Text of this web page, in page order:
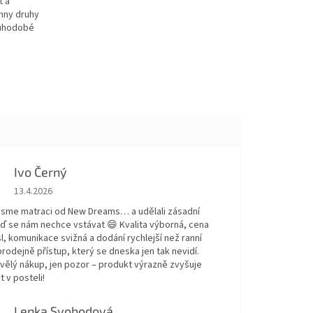
druhy
Ivo Černý
Hodnocení obchodu je 5 z 5 hvězdiček.
13.4.2026
matraci od New Dreams… a udělali zásadní
se nám nechce vstávat 😄 Kvalita výborná, cena
komunikace svižná a dodání rychlejší než ranní
přístup, který se dneska jen tak nevidí.
nákup, jen pozor – produkt výrazně zvyšuje
v posteli!